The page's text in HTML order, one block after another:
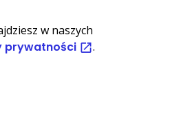
w naszych
prywatności .